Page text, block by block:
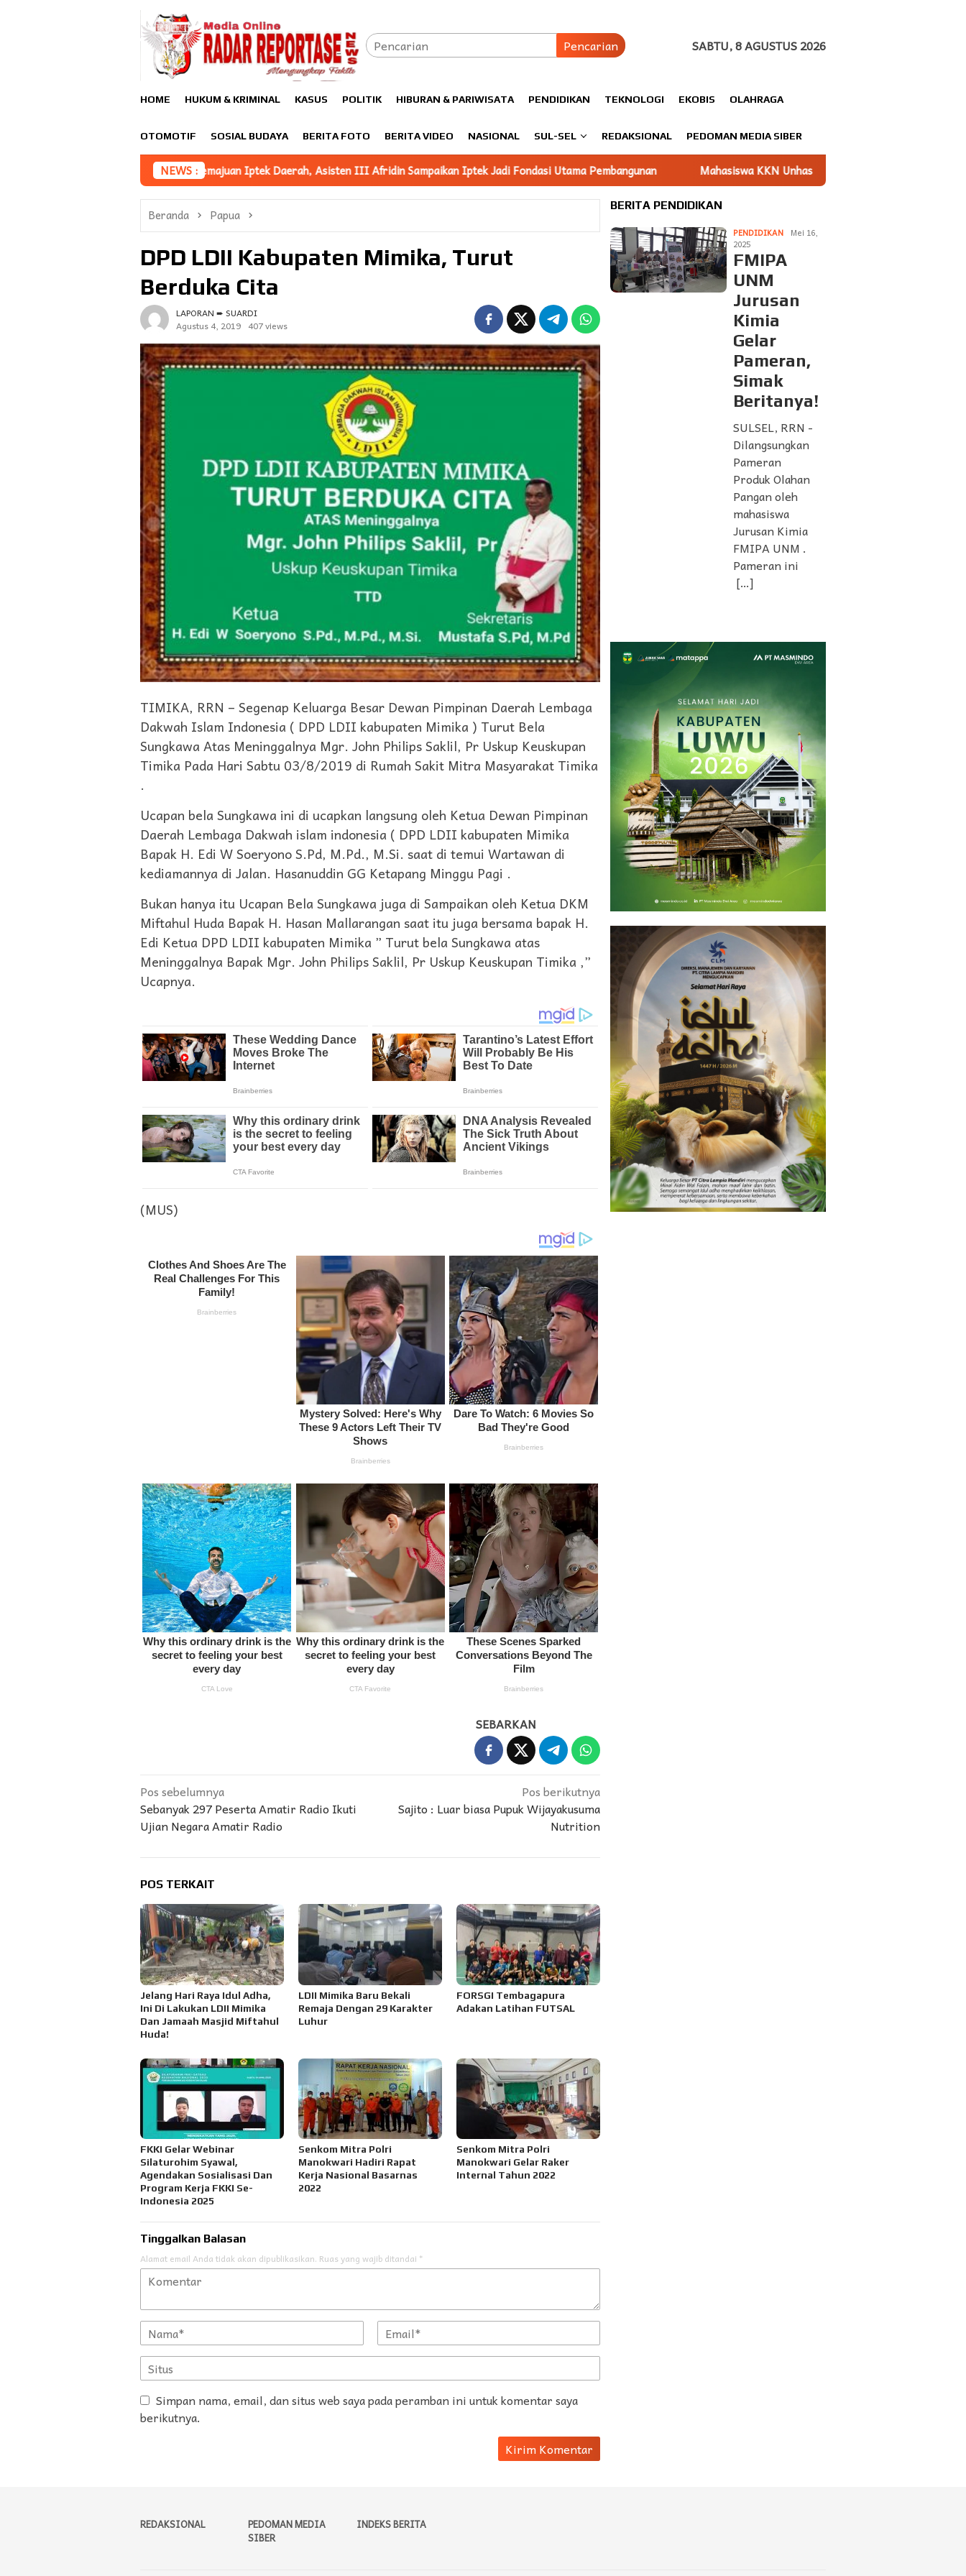
Pencarian SABTU, 8 AGUSTUS 2026
HOME HUKUM & KRIMINAL KASUS POLITIK HIBURAN & PARIWISATA PENDIDIKAN TEKNOLOGI EKOBIS OLAHRAGA
OTOMOTIF SOSIAL BUDAYA BERITA FOTO BERITA VIDEO NASIONAL SUL-SEL REDAKSIONAL PEDOMAN MEDIA SIBER
NEWS :
Dan Peta Jalan Pemajuan Iptek Daerah, Asisten III Afridin Sampaikan Iptek Jadi Fondasi Utama Pembangunan Mahasiswa KKN Unhas gelombang 116 Dampingi UMKM Minasatene
Beranda Papua
DPD LDII Kabupaten Mimika, Turut
Berduka Cita
LAPORAN ➨ SUARDI
Agustus 4, 2019 407 views
TIMIKA, RRN – Segenap Keluarga Besar Dewan Pimpinan Daerah Lembaga
Dakwah Islam Indonesia ( DPD LDII kabupaten Mimika ) Turut Bela
Sungkawa Atas Meninggalnya Mgr. John Philips Saklil, Pr Uskup Keuskupan
Timika Pada Hari Sabtu 03/8/2019 di Rumah Sakit Mitra Masyarakat Timika
.
Ucapan bela Sungkawa ini di ucapkan langsung oleh Ketua Dewan Pimpinan
Daerah Lembaga Dakwah islam indonesia ( DPD LDII kabupaten Mimika
Bapak H. Edi W Soeryono S.Pd, M.Pd., M.Si. saat di temui Wartawan di
kediamannya di Jalan. Hasanuddin GG Ketapang Minggu Pagi .
Bukan hanya itu Ucapan Bela Sungkawa juga di Sampaikan oleh Ketua DKM
Miftahul Huda Bapak H. Hasan Mallarangan saat itu juga bersama bapak H.
Edi Ketua DPD LDII kabupaten Mimika ” Turut bela Sungkawa atas
Meninggalnya Bapak Mgr. John Philips Saklil, Pr Uskup Keuskupan Timika ,”
Ucapnya.
(MUS)
SEBARKAN
Navigasi
pos
Pos sebelumnya
Sebanyak 297 Peserta Amatir Radio Ikuti
Ujian Negara Amatir Radio
Pos berikutnya
Sajito : Luar biasa Pupuk Wijayakusuma
Nutrition
POS TERKAIT
Jelang Hari Raya Idul Adha,
Ini Di Lakukan LDII Mimika
Dan Jamaah Masjid Miftahul
Huda!
LDII Mimika Baru Bekali
Remaja Dengan 29 Karakter
Luhur
FORSGI Tembagapura
Adakan Latihan FUTSAL
FKKI Gelar Webinar
Silaturohim Syawal,
Agendakan Sosialisasi Dan
Program Kerja FKKI Se-
Indonesia 2025
Senkom Mitra Polri
Manokwari Hadiri Rapat
Kerja Nasional Basarnas
2022
Senkom Mitra Polri
Manokwari Gelar Raker
Internal Tahun 2022
Tinggalkan Balasan
Alamat email Anda tidak akan dipublikasikan. Ruas yang wajib ditandai *
Simpan nama, email, dan situs web saya pada peramban ini untuk komentar saya
berikutnya.
BERITA PENDIDIKAN
PENDIDIKAN
Mei 16,
2025
FMIPA
UNM
Jurusan
Kimia
Gelar
Pameran,
Simak
Beritanya!
SULSEL, RRN -
Dilangsungkan
Pameran
Produk Olahan
Pangan oleh
mahasiswa
Jurusan Kimia
FMIPA UNM .
Pameran ini
[…]
REDAKSIONAL
PEDOMAN MEDIA
SIBER
INDEKS BERITA